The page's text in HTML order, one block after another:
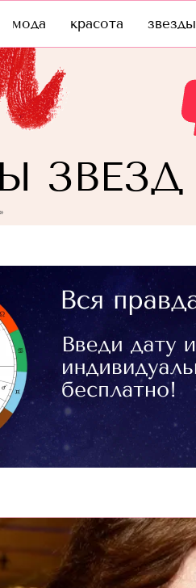
мода красота звезды
ЗВЕЗД